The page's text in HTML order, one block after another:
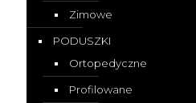
Zimowe
PODUSZKI
Ortopedyczne
Profilowane